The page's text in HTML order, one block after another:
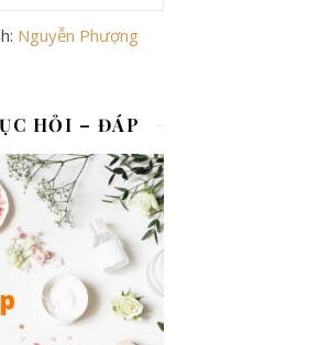
Nguyễn Phượng
HỎI – ĐÁP